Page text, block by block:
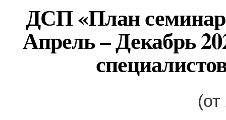
ДСП «План
Апрель – Декабрь